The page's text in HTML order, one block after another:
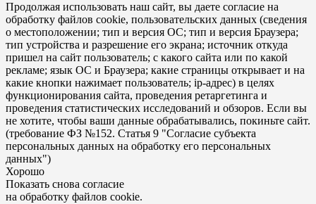
Продолжая использовать наш сайт, вы даете согласие на
обработку файлов cookie, пользовательских данных (сведения
о местоположении; тип и версия ОС; тип и версия Браузера;
тип устройства и разрешение его экрана; источник откуда
пришел на сайт пользователь; с какого сайта или по какой
рекламе; язык ОС и Браузера; какие страницы открывает и на
какие кнопки нажимает пользователь; ip-адрес) в целях
функционирования сайта, проведения ретаргетинга и
проведения статистических исследований и обзоров. Если вы
не хотите, чтобы ваши данные обрабатывались, покиньте сайт.
(требование ФЗ №152. Статья 9 "Согласие субъекта
персональных данных на обработку его персональных
данных")
Хорошо
Показать снова согласие
на обработку файлов cookie.